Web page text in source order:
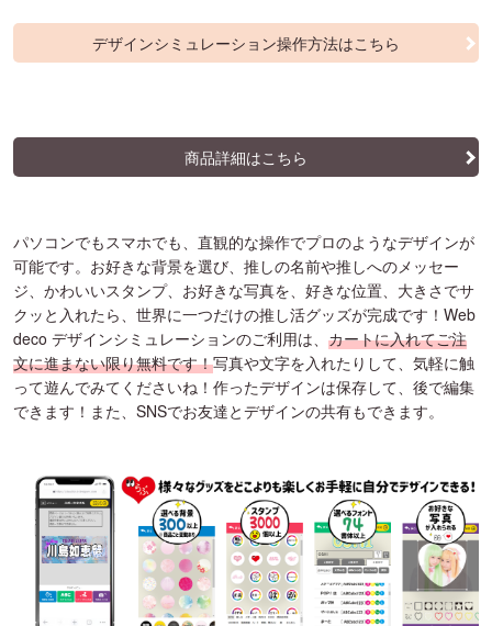
デザインシミュレーション操作方法はこちら
商品詳細はこちら
パソコンでもスマホでも、直観的な操作でプロのようなデザインが
可能です。お好きな背景を選び、推しの名前や推しへのメッセー
ジ、かわいいスタンプ、お好きな写真を、好きな位置、大きさでサ
クッと入れたら、世界に一つだけの推し活グッズが完成です！Web
deco デザインシミュレーションのご利用は、 カートに入れてご注
文に進まない限り無料です！写真や文字を入れたりして、気軽に触
って遊んでみてくださいね！作ったデザインは保存して、後で編集
できます！また、SNSでお友達とデザインの共有もできます。